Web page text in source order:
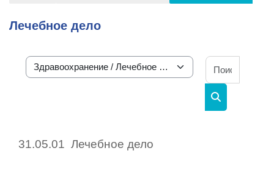
Лечебное дело
Категории курсов
31.05.01 Лечебное дело